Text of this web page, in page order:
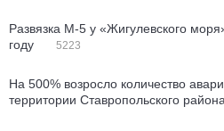
Развязка М-5 у «Жигулевского
году
5223
На 500% возросло количество
территории Ставропольского района